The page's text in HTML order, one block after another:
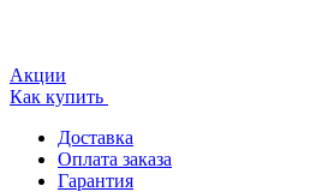
Акции
Как купить
Доставка
Оплата заказа
Гарантия